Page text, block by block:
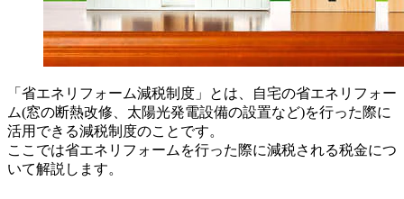
「省エネリフォーム減税制度」とは、自宅の省エネリフォー
ム(窓の断熱改修、太陽光発電設備の設置など)を行った際に
活用できる減税制度のことです。
ここでは省エネリフォームを行った際に減税される税金につ
いて解説します。